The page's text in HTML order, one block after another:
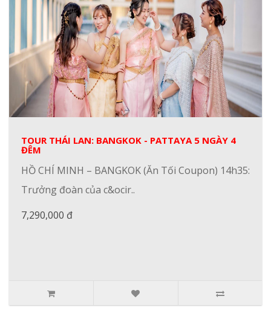
TOUR THÁI LAN: BANGKOK - PATTAYA 5 NGÀY 4
ĐÊM
HỒ CHÍ MINH – BANGKOK (Ăn Tối Coupon) 14h35:
Trưởng đoàn của c&ocir..
7,290,000 đ